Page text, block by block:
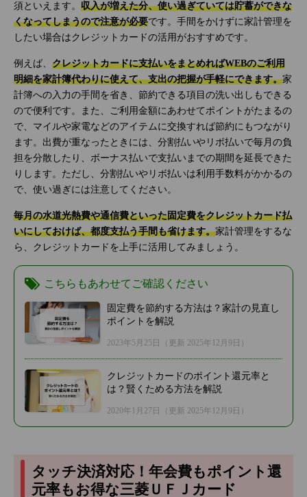
須といえます。 収入が増えた分、使い過ぎていては貯蓄ができな
くなってしまうので注意が必要です。手間をかけずに家計管理を
したい場合はクレジットカードの活用がおすすめです。
例えば、 クレジットカードに支払いをまとめればWEBのご利用
明細を家計簿代わりに使えて、支出の把握が手軽にできます。家
計簿への入力の手間を省き、節約できる項目の洗い出しもできる
ので便利です。また、ご利用金額にあわせてポイントがたまるの
で、マイルや家電などのアイテムに交換すれば節約にもつながり
ます。出費が重なったときには、分割払いやリボ払いで毎月の負
担を分散したり、ボーナス払いで支払いまでの期間を延長できた
りします。ただし、分割払いやリボ払いは利用手数料がかかるの
で、使い過ぎには注意してください。
毎月の水道光熱費や通信費といった固定費をクレジットカード払
いにしておけば、都度支払う手間も省けます。家計管理をするな
ら、クレジットカードを上手に活用してみましょう。
こちらもあわせてご確認ください
固定費を節約する方法は？家計の見直し
ポイントを解説
2023年5月25日 （更新 2025年12月9日）
クレジットカードのポイント還元率と
は？賢くためる方法を解説
2020年1月27日 （更新 2025年12月9日）
タッチ決済対応！年会費もポイント還
元率もお得な三菱ＵＦＪカード